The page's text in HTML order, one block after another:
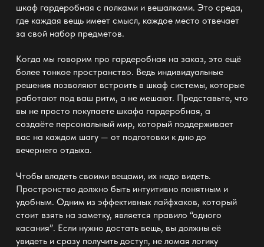
шкаф гардеробная с полками и вешалками. Это среда,
где каждая вещь имеет смысл, каждое место отвечает
за свой набор предметов.
Когда мы говорим про гардеробная на заказ, это ещё
более тонкое пространство. Ведь индивидуальные
решения позволяют встроить в шкаф системы, которые
работают под ваш ритм, а не мешают. Представьте, что
вы не просто покупаете шкафа гардеробная, а
создаёте персональный мир, который поддерживает
вас на каждом шагу — от подготовки к дню до
вечернего отдыха.
Чтобы владеть своими вещами, их надо видеть.
Простронство должно быть интуитивно понятным и
удобным. Одним из эффективных лайфхаков, который
стоит взять на заметку, является правило “одного
касания”. Если нужно достать вещь, вы должны её
увидеть и сразу получить доступ, не ломая логику